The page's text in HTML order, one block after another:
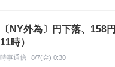
〔NY外為〕円下落、158
11時）
時事通信 8/7(金) 0:30